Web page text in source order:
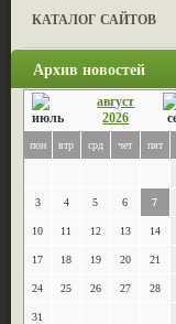
КАТАЛОГ САЙТОВ
Архив новостей
август
2026
пон втр срд чет пят
3 4 5 6 7
10 11 12 13 14
17 18 19 20 21
24 25 26 27 28
31